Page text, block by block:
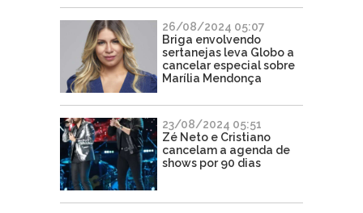
26/08/2024 05:07
Briga envolvendo
sertanejas leva Globo a
cancelar especial sobre
Marília Mendonça
23/08/2024 05:51
Zé Neto e Cristiano
cancelam a agenda de
shows por 90 dias